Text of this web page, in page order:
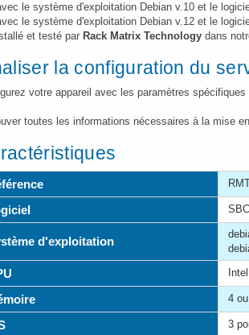
le système d'exploitation Debian v.10 et le
le système d'exploitation Debian v.12 et le
et testé par Rack Matrix Technology dans
la configuration du
votre appareil avec les paramètres
toutes les informations nécessaires à la mise
d'exploitation
4
3